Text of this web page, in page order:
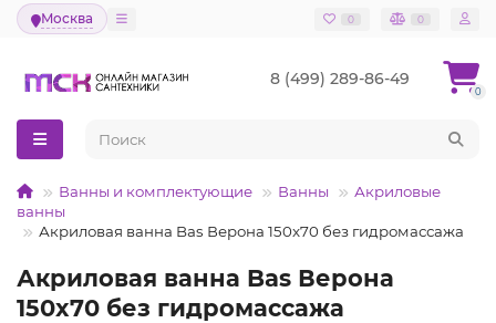
Москва 0 0
8 (499) 289-86-49
0
Ванны и комплектующие Ванны
Акриловые
ванны
Акриловая ванна Bas Верона 150x70 без гидромассажа
Акриловая ванна Bas Верона
150x70 без гидромассажа